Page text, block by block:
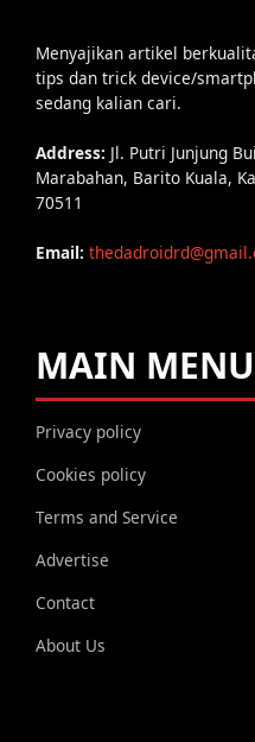
Menyajikan artikel
tips dan trick device/
sedang kalian cari.
Address: Jl. Putri Junjung
Marabahan, Barito Kuala,
70511
Email:
MAIN MENU
Privacy policy
Cookies policy
Terms and Service
Advertise
Contact
About Us